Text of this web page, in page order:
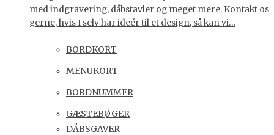
med indgravering, dåbstavler og meget mere. Kontakt os
gerne, hvis I selv har ideér til et design, så kan vi…
BORDKORT
MENUKORT
BORDNUMMER
GÆSTEBØGER
DÅBSGAVER